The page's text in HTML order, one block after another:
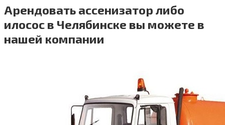
Арендовать ассенизатор либо
илосос в Челябинске вы можете в
нашей компании